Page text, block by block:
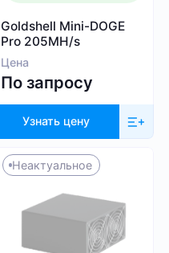
Goldshell Mini-DOGE
Pro 205MH/s
Цена
По запросу
Узнать цену
Неактуальное